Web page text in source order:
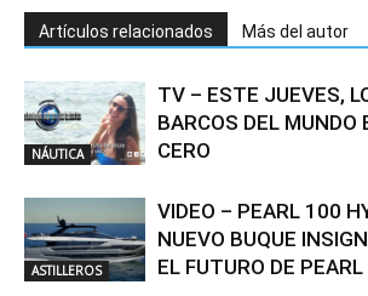
Artículos relacionados Más del autor
NÁUTICA
TV – ESTE JUEVES,
BARCOS DEL MUNDO
CERO
ASTILLEROS
VIDEO – PEARL 100
NUEVO BUQUE
EL FUTURO DE